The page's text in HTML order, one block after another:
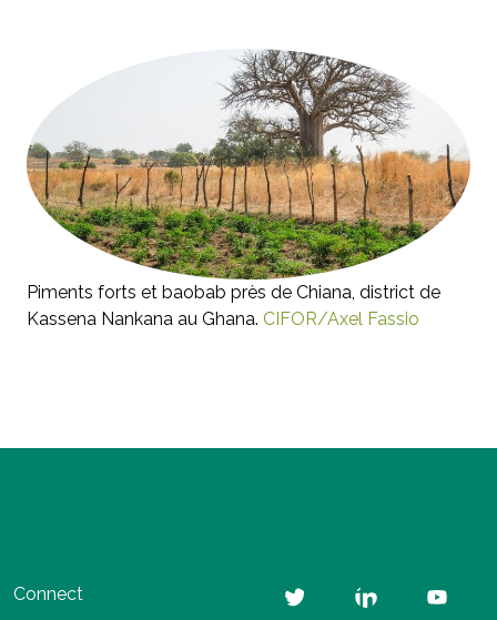
Piments forts et baobab près de Chiana, district de
Kassena Nankana au Ghana. CIFOR/Axel Fassio
Connect